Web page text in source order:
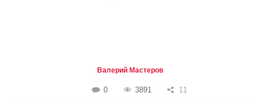
Валерий Мастеров
0 3891 11